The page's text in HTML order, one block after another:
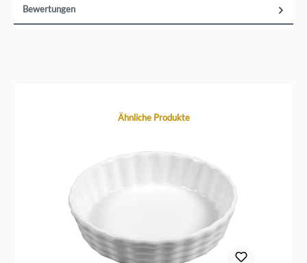
Bewertungen
Produktgalerie überspringenÄhnliche Produkte